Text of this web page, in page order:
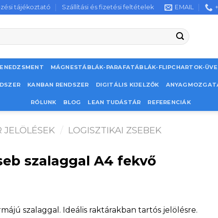
tájékoztató Szállítási és fizetési feltételek EMAIL
MÁGNESTÁBLÁK-PARAFATÁBLÁK-FLIPCHARTOK-
KANBAN RENDSZER DIGITÁLIS KIJELZŐK
RÓLUNK BLOG LEAN TUDÁSTÁR REFERENCIÁK
JELÖLÉSEK / LOGISZTIKAI ZSEBEK
szalaggal A4 fekvő
szalaggal. Ideális raktárakban tartós jelölésre.